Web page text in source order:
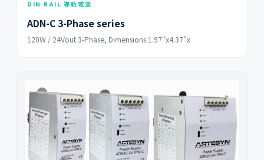
DIN RAIL 導軌電源
ADN-C 3-Phase series
120W / 24Vout 3-Phase, Dimensions 1.97"x4.37"x